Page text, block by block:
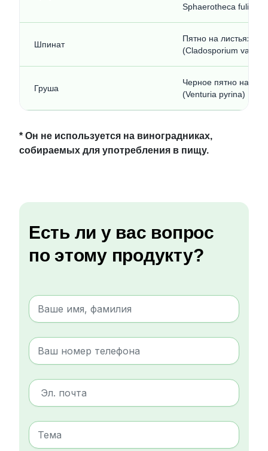
Sphaerotheca
Шпинат
Пятно на листьях
(Cladosporium
Груша
Черное пятно на
(Venturia pyrina)
* Он не используется на виноградниках,
собираемых для употребления в пищу.
Есть ли у вас вопрос
по этому продукту?